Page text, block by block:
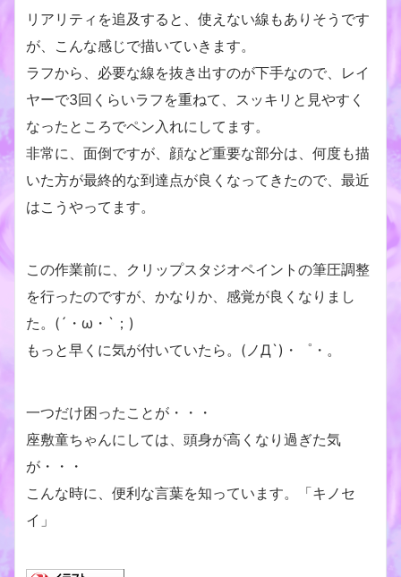
リアリティを追及すると、使えない線もありそうです
が、こんな感じで描いていきます。
ラフから、必要な線を抜き出すのが下手なので、レイ
ヤーで3回くらいラフを重ねて、スッキリと見やすく
なったところでペン入れにしてます。
非常に、面倒ですが、顔など重要な部分は、何度も描
いた方が最終的な到達点が良くなってきたので、最近
はこうやってます。
この作業前に、クリップスタジオペイントの筆圧調整
を行ったのですが、かなりか、感覚が良くなりまし
た。(´・ω・`；)
もっと早くに気が付いていたら。(ノД`)・゜・。
一つだけ困ったことが・・・
座敷童ちゃんにしては、頭身が高くなり過ぎた気
が・・・
こんな時に、便利な言葉を知っています。「キノセ
イ」